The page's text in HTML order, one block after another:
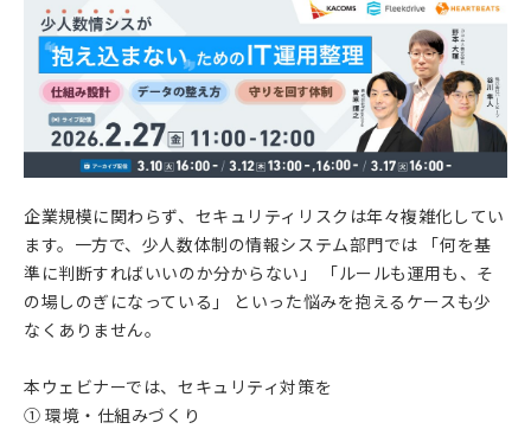
企業規模に関わらず、セキュリティリスクは年々複雑化してい
ます。一方で、少人数体制の情報システム部門では 「何を基
準に判断すればいいのか分からない」 「ルールも運用も、そ
の場しのぎになっている」 といった悩みを抱えるケースも少
なくありません。
本ウェビナーでは、セキュリティ対策を
① 環境・仕組みづくり